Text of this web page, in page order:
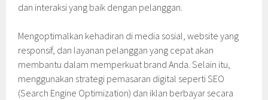
dan interaksi yang baik dengan pelanggan.
Mengoptimalkan kehadiran di media sosial, website yang
responsif, dan layanan pelanggan yang cepat akan
membantu dalam memperkuat brand Anda. Selain itu,
menggunakan strategi pemasaran digital seperti SEO
(Search Engine Optimization) dan iklan berbayar secara